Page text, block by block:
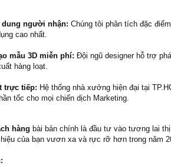
dung người nhận: Chúng tôi phân tích đặc
cao nhất.
mẫu 3D miễn phí: Đội ngũ designer hỗ trợ
hàng loạt.
trực tiếp: Hệ thống nhà xưởng hiện đại tại
tốc cho mọi chiến dịch Marketing.
hàng bài bản chính là đầu tư vào tương lai
của bạn vươn xa và rực rỡ hơn trong năm